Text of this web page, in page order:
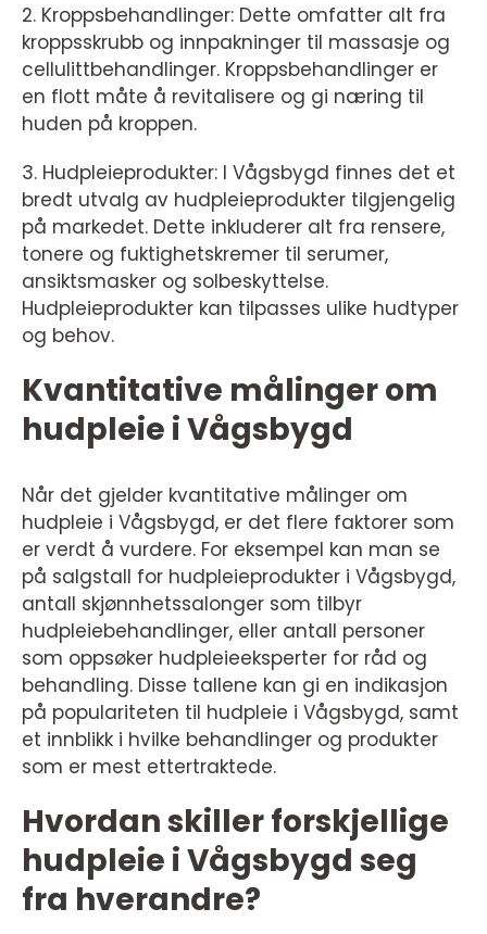
2. Kroppsbehandlinger: Dette omfatter alt fra
kroppsskrubb og innpakninger til massasje og
cellulittbehandlinger. Kroppsbehandlinger er
en flott måte å revitalisere og gi næring til
huden på kroppen.
3. Hudpleieprodukter: I Vågsbygd finnes det et
bredt utvalg av hudpleieprodukter tilgjengelig
på markedet. Dette inkluderer alt fra rensere,
tonere og fuktighetskremer til serumer,
ansiktsmasker og solbeskyttelse.
Hudpleieprodukter kan tilpasses ulike hudtyper
og behov.
Kvantitative målinger om
hudpleie i Vågsbygd
Når det gjelder kvantitative målinger om
hudpleie i Vågsbygd, er det flere faktorer som
er verdt å vurdere. For eksempel kan man se
på salgstall for hudpleieprodukter i Vågsbygd,
antall skjønnhetssalonger som tilbyr
hudpleiebehandlinger, eller antall personer
som oppsøker hudpleieeksperter for råd og
behandling. Disse tallene kan gi en indikasjon
på populariteten til hudpleie i Vågsbygd, samt
et innblikk i hvilke behandlinger og produkter
som er mest ettertraktede.
Hvordan skiller forskjellige
hudpleie i Vågsbygd seg
fra hverandre?